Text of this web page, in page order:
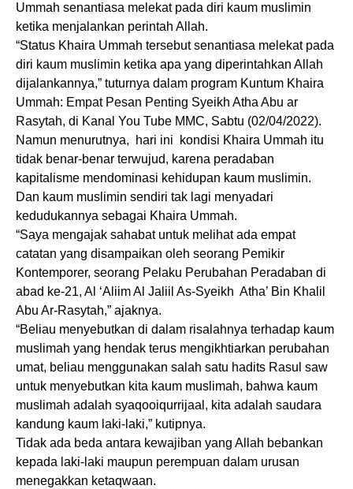
Ummah senantiasa melekat pada diri kaum muslimin
ketika menjalankan perintah Allah.
“Status Khaira Ummah tersebut senantiasa melekat pada
diri kaum muslimin ketika apa yang diperintahkan Allah
dijalankannya,” tuturnya dalam program Kuntum Khaira
Ummah: Empat Pesan Penting Syeikh Atha Abu ar
Rasytah, di Kanal You Tube MMC, Sabtu (02/04/2022).
Namun menurutnya, hari ini kondisi Khaira Ummah itu
tidak benar-benar terwujud, karena peradaban
kapitalisme mendominasi kehidupan kaum muslimin.
Dan kaum muslimin sendiri tak lagi menyadari
kedudukannya sebagai Khaira Ummah.
“Saya mengajak sahabat untuk melihat ada empat
catatan yang disampaikan oleh seorang Pemikir
Kontemporer, seorang Pelaku Perubahan Peradaban di
abad ke-21, Al ‘Aliim Al Jaliil As-Syeikh Atha’ Bin Khalil
Abu Ar-Rasytah,” ajaknya.
“Beliau menyebutkan di dalam risalahnya terhadap kaum
muslimah yang hendak terus mengikhtiarkan perubahan
umat, beliau menggunakan salah satu hadits Rasul saw
untuk menyebutkan kita kaum muslimah, bahwa kaum
muslimah adalah syaqooiqurrijaal, kita adalah saudara
kandung kaum laki-laki,” kutipnya.
Tidak ada beda antara kewajiban yang Allah bebankan
kepada laki-laki maupun perempuan dalam urusan
menegakkan ketaqwaan.